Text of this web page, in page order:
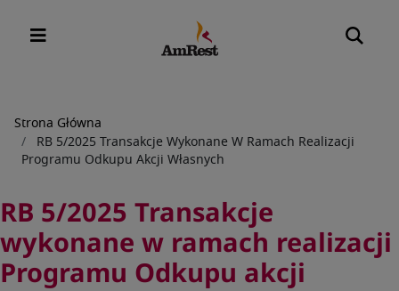
Ścieżka
nawigacyjna
Strona Główna
RB 5/2025 Transakcje Wykonane W Ramach Realizacji
Programu Odkupu Akcji Własnych
RB 5/2025 Transakcje
wykonane w ramach realizacji
Programu Odkupu akcji